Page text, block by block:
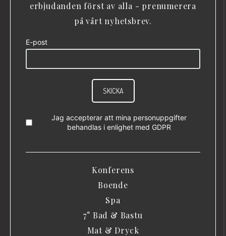
erbjudanden först av alla - prenumerera
på vårt nyhetsbrev.
E-post
SKICKA
Jag accepterar att mina personuppgifter
behandlas i enlighet med GDPR
Konferens
Boende
Spa
7° Bad & Bastu
Mat & Dryck